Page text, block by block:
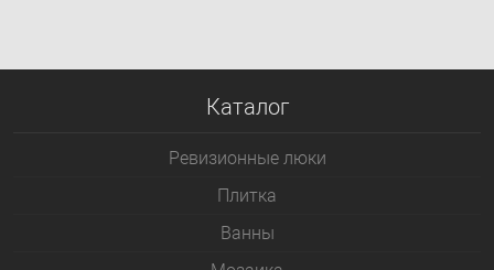
Каталог
Ревизионные люки
Плитка
Bанны